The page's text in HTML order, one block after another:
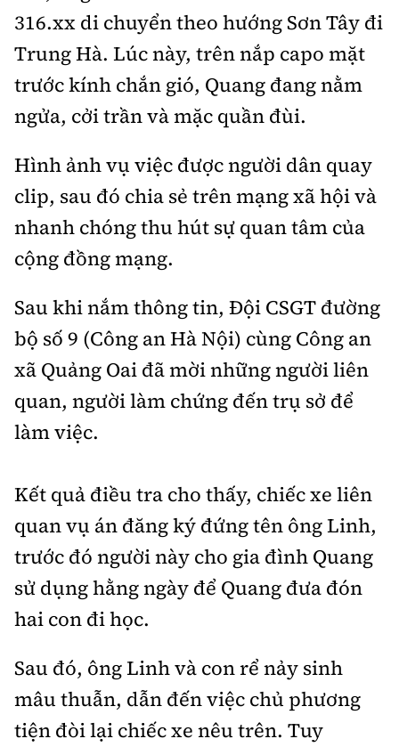
Tổng biên tập:
Phó Tổng biên tập:
Nguyễn Sơn Tùng,
Nguyễn Đức Thắng, La Đức Hùng
0901 514 799
Quảng cáo và Phát hành:
0915 057 282
Email:
bandoc@baoxaydung.vn
Cấm sao chép dưới mọi hình thức nếu không có sự
chấp thuận bằng văn bản.
soạn
316.xx di chuyển theo hướng Sơn Tây đi
Trung Hà. Lúc này, trên nắp capo mặt
trước kính chắn gió, Quang đang nằm
ngửa, cởi trần và mặc quần đùi.
Hình ảnh vụ việc được người dân quay
clip, sau đó chia sẻ trên mạng xã hội và
nhanh chóng thu hút sự quan tâm của
cộng đồng mạng.
Sau khi nắm thông tin, Đội CSGT đường
bộ số 9 (Công an Hà Nội) cùng Công an
xã Quảng Oai đã mời những người liên
quan, người làm chứng đến trụ sở để
làm việc.
Kết quả điều tra cho thấy, chiếc xe liên
quan vụ án đăng ký đứng tên ông Linh,
trước đó người này cho gia đình Quang
sử dụng hằng ngày để Quang đưa đón
hai con đi học.
Sau đó, ông Linh và con rể nảy sinh
mâu thuẫn, dẫn đến việc chủ phương
tiện đòi lại chiếc xe nêu trên. Tuy